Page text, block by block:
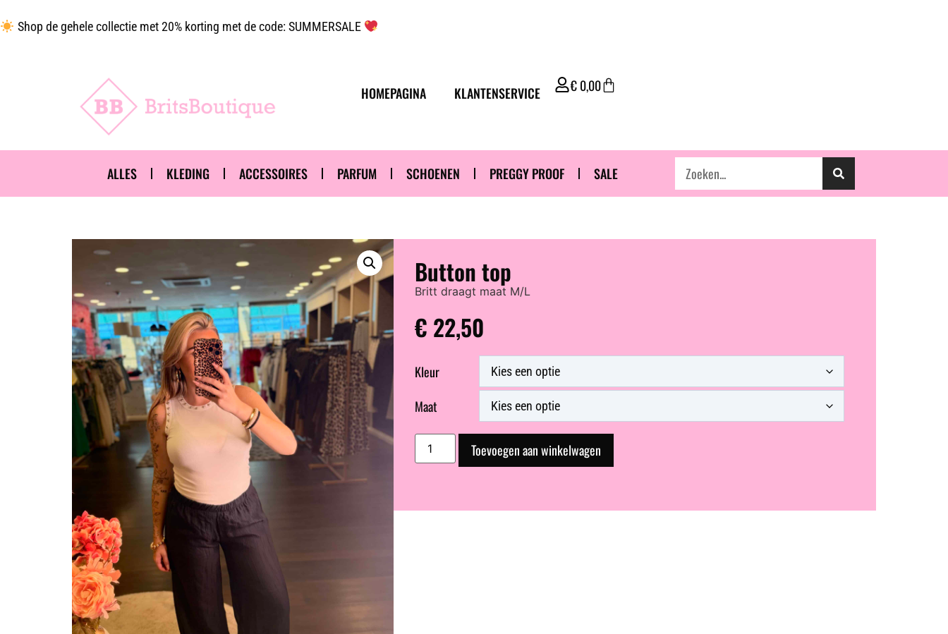
Shop de gehele collectie met 20% korting met de code: SUMMERSALE
HOMEPAGINA KLANTENSERVICE €0,00
ALLES KLEDING ACCESSOIRES PARFUM SCHOENEN PREGGY PROOF SALE
Button top
Britt draagt maat M/L
€ 22,50
Kleur
Maat
Toevoegen aan winkelwagen